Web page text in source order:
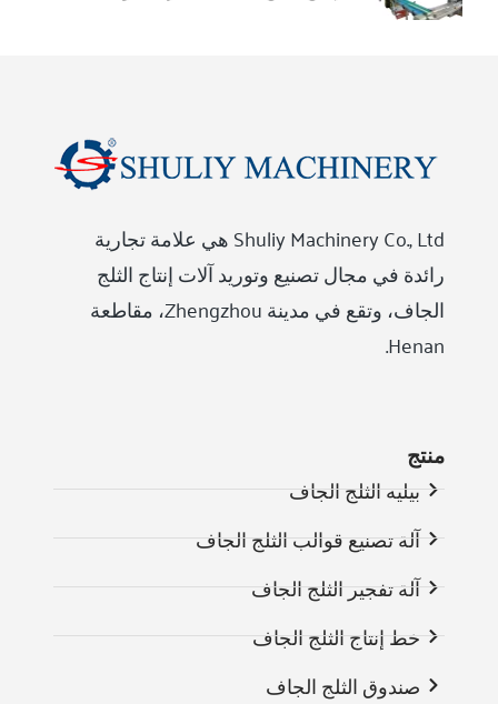
Shuliy Machinery Co., Ltd هي علامة تجارية
رائدة في مجال تصنيع وتوريد آلات إنتاج الثلج
الجاف، وتقع في مدينة Zhengzhou، مقاطعة
Henan.
منتج
بيليه الثلج الجاف
آلة تصنيع قوالب الثلج الجاف
آلة تفجير الثلج الجاف
خط إنتاج الثلج الجاف
صندوق الثلج الجاف